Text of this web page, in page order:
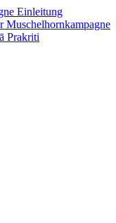
Einleitung
Muschelhornkampagne
Prakriti